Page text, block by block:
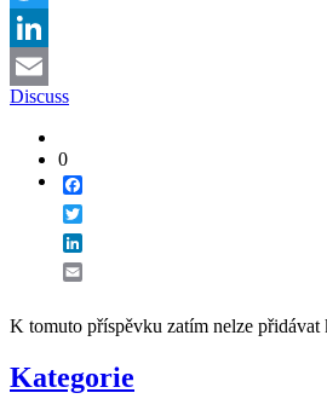
Twitter
LinkedIn
Email
Discuss
0
K tomuto příspěvku zatím nelze přidávat
Kategorie